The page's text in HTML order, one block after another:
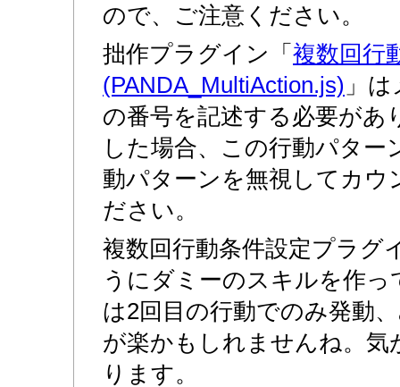
ので、ご注意ください。
拙作プラグイン「 複数回行
(PANDA_MultiAction.js) 」
の番号を記述する必要があ
した場合、この行動パター
動パターンを無視してカウ
ださい。
複数回行動条件設定プラグ
うにダミーのスキルを作
は2回目の行動でのみ発動
が楽かもしれませんね。
ります。